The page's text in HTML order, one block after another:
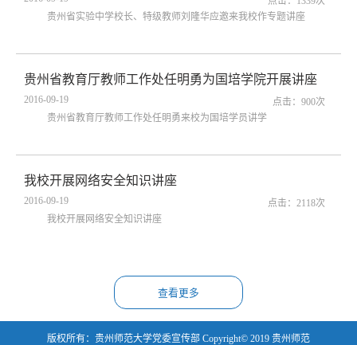
贵州省实验中学校长、特级教师刘隆华应邀来我校作专题讲座
贵州省教育厅教师工作处任明勇为国培学院开展讲座
2016-09-19 点击： 900次
贵州省教育厅教师工作处任明勇来校为国培学员讲学
我校开展网络安全知识讲座
2016-09-19 点击： 2118次
我校开展网络安全知识讲座
查看更多
版权所有：贵州师范大学党委宣传部 Copyright© 2019 贵州师范